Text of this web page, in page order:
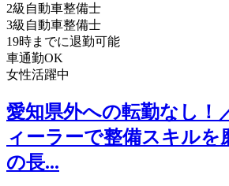
2級自動車整備士
3級自動車整備士
19時までに退勤可能
車通勤OK
女性活躍中
愛知県外への転勤なし！
ィーラーで整備スキルを
の長...